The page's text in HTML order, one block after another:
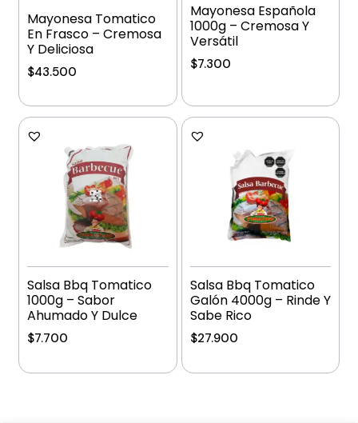
Mayonesa Tomatico
En Frasco – Cremosa
Y Deliciosa
$43.500
Mayonesa Española
1000g – Cremosa Y
Versátil
$7.300
Salsa Bbq Tomatico
1000g – Sabor
Ahumado Y Dulce
$7.700
Salsa Bbq Tomatico
Galón 4000g – Rinde Y
Sabe Rico
$27.900